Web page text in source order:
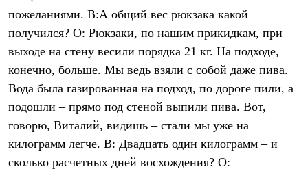
пожеланиями. В:А общий вес рюкзака какой
получился? О: Рюкзаки, по нашим прикидкам, при
выходе на стену весили порядка 21 кг. На подходе,
конечно, больше. Мы ведь взяли с собой даже пива.
Вода была газированная на подход, по дороге пили, а
подошли – прямо под стеной выпили пива. Вот,
говорю, Виталий, видишь – стали мы уже на
килограмм легче. В: Двадцать один килограмм – и
сколько расчетных дней восхождения? О: